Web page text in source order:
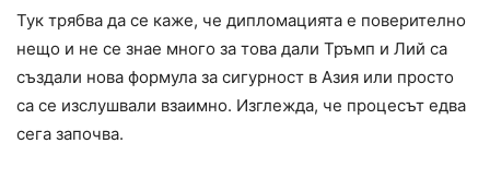
Тук трябва да се каже, че дипломацията е поверително
нещо и не се знае много за това дали Тръмп и Лий са
създали нова формула за сигурност в Азия или просто
са се изслушвали взаимно. Изглежда, че процесът едва
сега започва.